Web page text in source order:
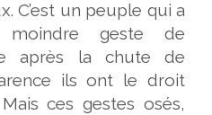
C’est un peuple qui a
geste de
après la chute de
ils ont le droit
ces gestes osés,